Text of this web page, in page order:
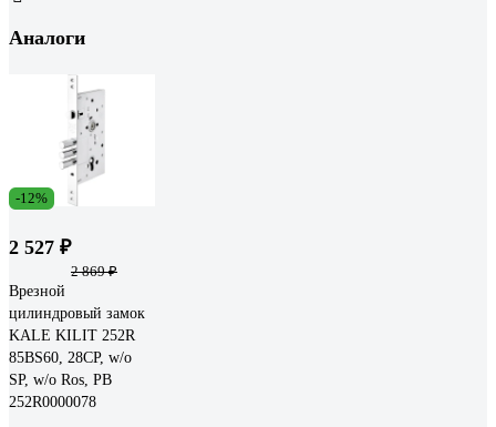
Аналоги
-12%
2 527 ₽
2 869 ₽
Врезной
цилиндровый замок
KALE KILIT 252R
85BS60, 28CP, w/o
SP, w/o Ros, PB
252R0000078